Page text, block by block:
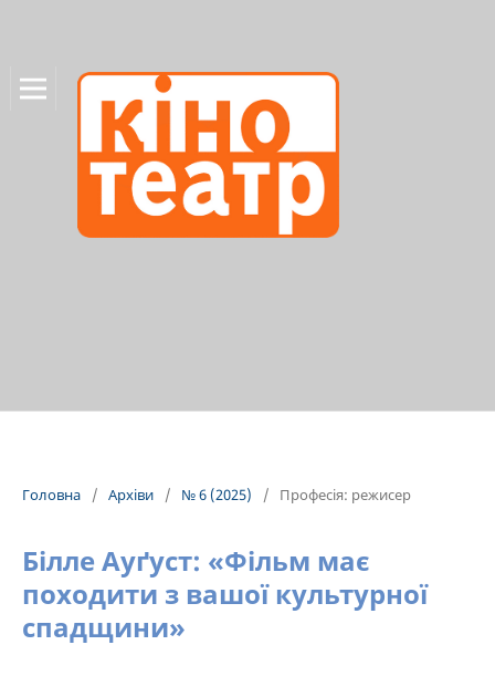
Головна / Архіви / № 6 (2025) / Професія: режисер
Білле Ауґуст: «Фільм має
походити з вашої культурної
спадщини»